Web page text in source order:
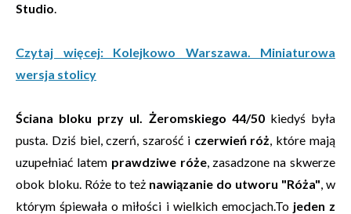
Studio.
Czytaj więcej: Kolejkowo Warszawa. Miniaturowa
wersja stolicy
Ściana bloku przy ul. Żeromskiego 44/50kiedyś była
pusta. Dziś biel, czerń, szarość i czerwień róż, które mają
uzupełniać latem prawdziwe róże, zasadzone na skwerze
obok bloku. Róże to też nawiązanie do utworu "Róża", w
którym śpiewała o miłości i wielkich emocjach.To jeden z